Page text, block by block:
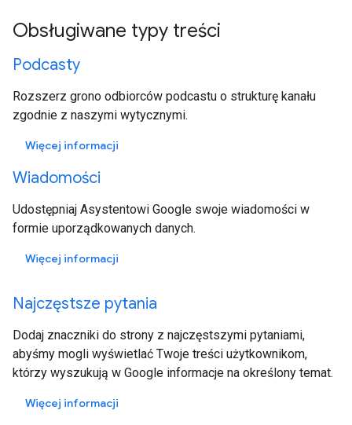
Obsługiwane typy treści
Podcasty
Rozszerz grono odbiorców podcastu o strukturę kanału
zgodnie z naszymi wytycznymi.
Więcej informacji
Wiadomości
Udostępniaj Asystentowi Google swoje wiadomości w
formie uporządkowanych danych.
Więcej informacji
Najczęstsze pytania
Dodaj znaczniki do strony z najczęstszymi pytaniami,
abyśmy mogli wyświetlać Twoje treści użytkownikom,
którzy wyszukują w Google informacje na określony temat.
Więcej informacji